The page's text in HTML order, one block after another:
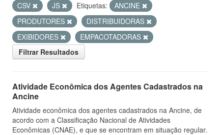
CSV
JS Etiquetas:
ANCINE
PRODUTORES
DISTRIBUIDORAS
EXIBIDORES
EMPACOTADORAS
Filtrar Resultados
Atividade Econômica dos Agentes Cadastrados na
Ancine
Atividade econômica dos agentes cadastrados na Ancine, de
acordo com a Classificação Nacional de Atividades
Econômicas (CNAE), e que se encontram em situação regular.